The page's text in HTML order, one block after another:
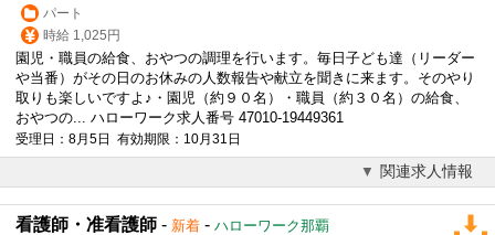
パート
時給 1,025円
園児・職員の給食、おやつの調理を行います。毎日子ども達（リーダー
や当番）がその日のお休みの人数報告や献立を聞きに来ます。そのやり
取りも楽しいですよ♪・園児（約９０名）・職員（約３０名）の給食、
おやつの... ハローワーク求人番号 47010-19449361
受理日：8月5日 有効期限：10月31日
関連求人情報
看護師・准看護師 - 新着 - ハローワーク那覇